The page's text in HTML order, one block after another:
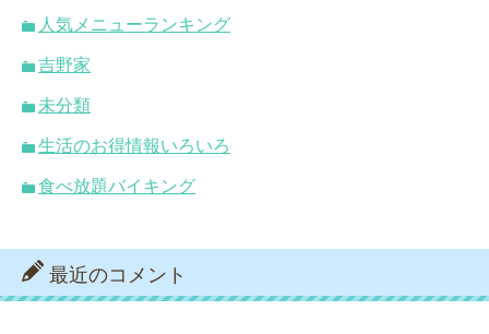
人気メニューランキング
吉野家
未分類
生活のお得情報いろいろ
食べ放題バイキング
最近のコメント